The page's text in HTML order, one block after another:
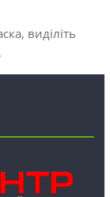
виділіть